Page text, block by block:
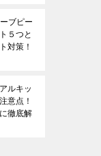
ブピー
５つと
対策！
ルキッ
意点！
徹底解